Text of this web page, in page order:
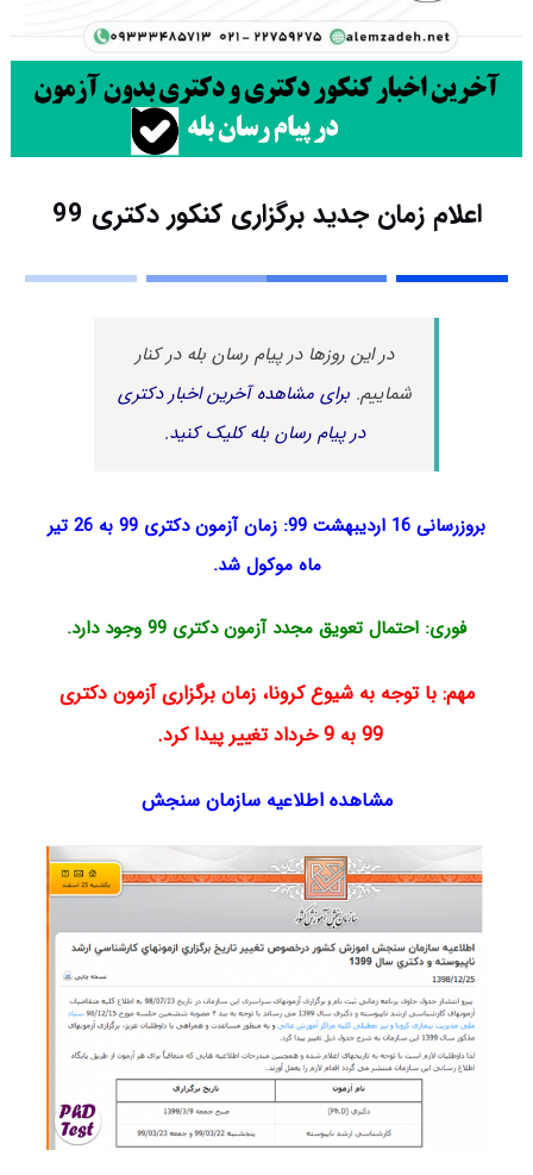
اعلام زمان جدید برگزاری کنکور دکتری 99
در این روزها در پیام رسان بله در کنار
شماییم.برای مشاهده آخرین اخبار دکتری
در پیام رسان بله کلیک کنید.
بروزرسانی 16 اردیبهشت 99: زمان آزمون دکتری 99
به 26 تیر
ماه موکول شد.
فوری: احتمال تعویق مجدد آزمون دکتری 99 وجود دارد.
مهم: با توجه به شیوع کرونا، زمان برگزاری آزمون دکتری
99 به 9 خرداد تغییر پیدا کرد.
مشاهده اطلاعیه سازمان سنجش